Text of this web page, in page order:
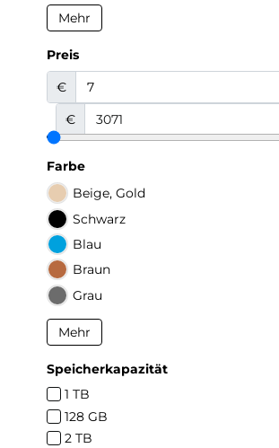
Mehr
Preis
€
€
Farbe
Beige, Gold
Schwarz
Blau
Braun
Grau
Mehr
Speicherkapazität
1 TB
128 GB
2 TB